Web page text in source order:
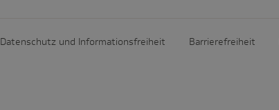
Datenschutz und Informationsfreiheit Barrierefreiheit